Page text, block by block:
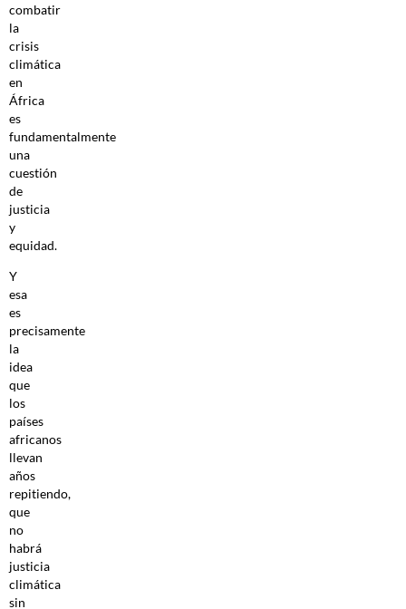
combatir
la
crisis
climática
en
África
es
fundamentalmente
una
cuestión
de
justicia
y
equidad.
Y
esa
es
precisamente
la
idea
que
los
países
africanos
llevan
años
repitiendo,
que
no
habrá
justicia
climática
sin